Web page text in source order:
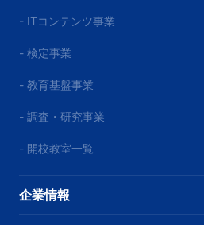
- ITコンテンツ事業
- 検定事業
- 教育基盤事業
- 調査・研究事業
- 開校教室一覧
企業情報